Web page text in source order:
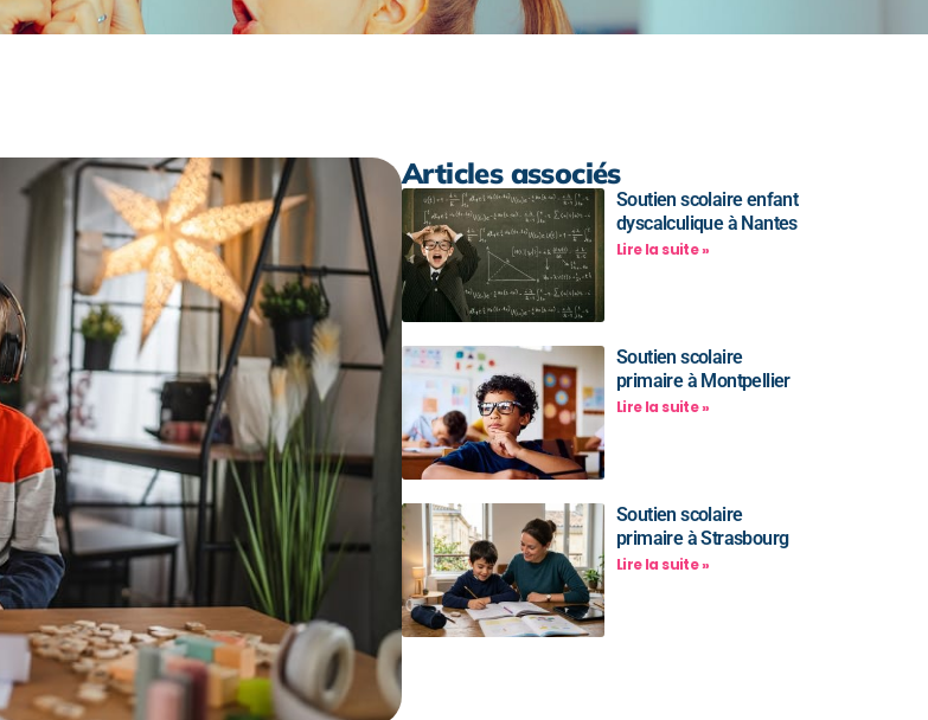
Articles associés
Soutien scolaire enfant
dyscalculique à Nantes
Lire la suite »
Soutien scolaire
primaire à Montpellier
Lire la suite »
Soutien scolaire
primaire à Strasbourg
Lire la suite »